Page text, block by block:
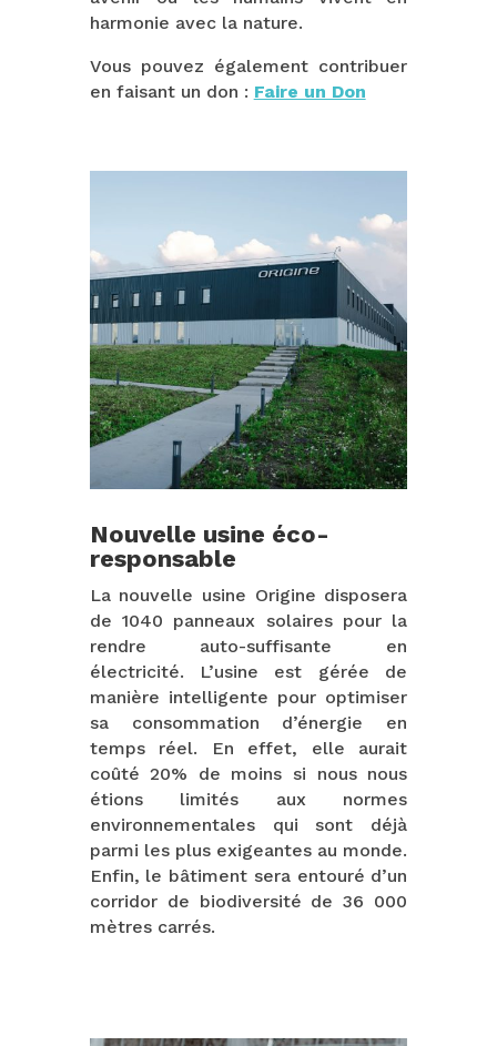
harmonie avec la nature.
Vous pouvez également contribuer
en faisant un don : Faire un Don
Nouvelle usine éco-
responsable
La nouvelle usine Origine disposera
de 1040 panneaux solaires pour la
rendre auto-suffisante en
électricité. L’usine est gérée de
manière intelligente pour optimiser
sa consommation d’énergie en
temps réel. En effet, elle aurait
coûté 20% de moins si nous nous
étions limités aux normes
environnementales qui sont déjà
parmi les plus exigeantes au monde.
Enfin, le bâtiment sera entouré d’un
corridor de biodiversité de 36 000
mètres carrés.